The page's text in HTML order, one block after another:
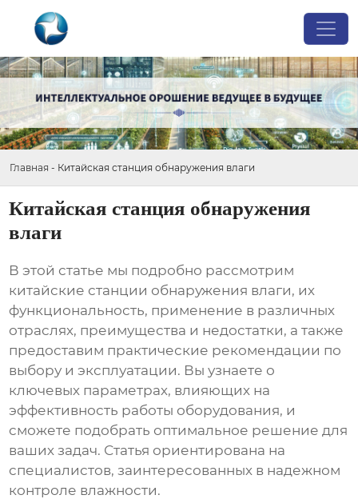
Главная - Китайская станция обнаружения влаги
Китайская станция обнаружения
влаги
В этой статье мы подробно рассмотрим
китайские станции обнаружения влаги, их
функциональность, применение в различных
отраслях, преимущества и недостатки, а также
предоставим практические рекомендации по
выбору и эксплуатации. Вы узнаете о
ключевых параметрах, влияющих на
эффективность работы оборудования, и
сможете подобрать оптимальное решение для
ваших задач. Статья ориентирована на
специалистов, заинтересованных в надежном
контроле влажности.